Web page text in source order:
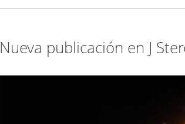
Nueva publicación en J